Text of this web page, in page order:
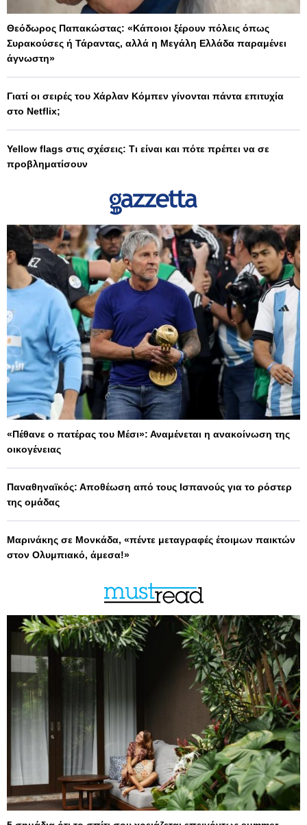
Θεόδωρος Παπακώστας: «Κάποιοι ξέρουν πόλεις όπως
Συρακούσες ή Τάραντας, αλλά η Μεγάλη Ελλάδα παραμένει
άγνωστη»
Γιατί οι σειρές του Χάρλαν Κόμπεν γίνονται πάντα επιτυχία
στο Netflix;
Yellow flags στις σχέσεις: Τι είναι και πότε πρέπει να σε
προβληματίσουν
«Πέθανε ο πατέρας του Μέσι»: Αναμένεται η ανακοίνωση της
οικογένειας
Παναθηναϊκός: Αποθέωση από τους Ισπανούς για το ρόστερ
της ομάδας
Μαρινάκης σε Μονκάδα, «πέντε μεταγραφές έτοιμων παικτών
στον Ολυμπιακό, άμεσα!»